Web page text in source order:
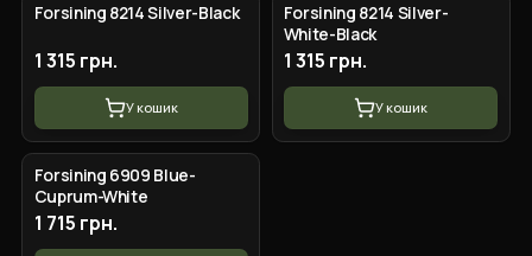
Forsining 8214 Silver-Black
1 315 грн.
У кошик
Forsining 8214 Silver-
White-Black
1 315 грн.
У кошик
Forsining 6909 Blue-
Cuprum-White
1 715 грн.